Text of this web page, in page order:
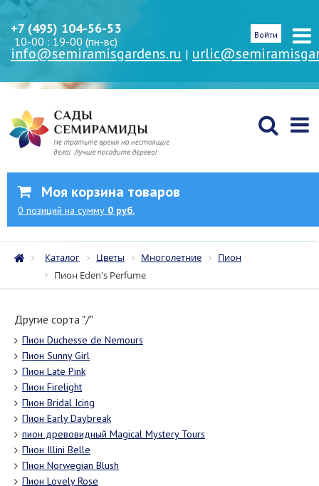
+7 (495) 104-56-53
10-00 : 19-00 (пн-вс)
info@semiramisgardens.ru |
Войти
Моя корзина товаров
0 позиций на сумму 0 руб.
Каталог Цветы Многолетние
Пион
Пион Eden's Perfume
Другие сорта "/"
Пион Duchesse de Nemours
Пион Sunny Girl
Пион Late Pink
Пион Firelight
Пион Bridal Icing
Пион Early Daybreak
пион древовидный Magical Mystery Tours
Пион Illini Belle
Пион Norwegian Blush
Пион Lovely Rose